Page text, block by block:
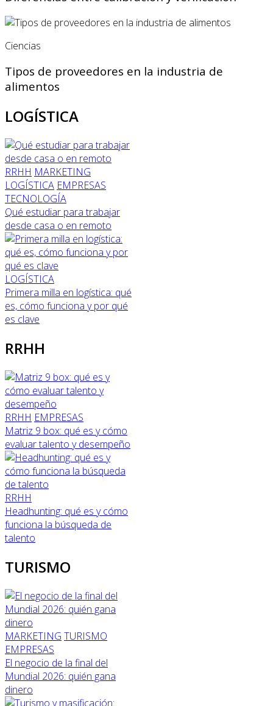
Ciencias
Tipos de proveedores en la industria de
alimentos
LOGÍSTICA
RRHH MARKETING
LOGÍSTICA EMPRESAS
TECNOLOGÍA
Qué estudiar para trabajar
desde casa o en remoto
LOGÍSTICA
Primera milla en logística: qué
es, cómo funciona y por qué
es clave
RRHH
RRHH EMPRESAS
Matriz 9 box: qué es y cómo
evaluar talento y desempeño
RRHH
Headhunting: qué es y cómo
funciona la búsqueda de
talento
TURISMO
MARKETING TURISMO
EMPRESAS
El negocio de la final del
Mundial 2026: quién gana
dinero